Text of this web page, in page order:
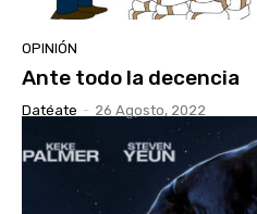
OPINIÓN
Ante todo la decencia
Datéate - 26 Agosto, 2022